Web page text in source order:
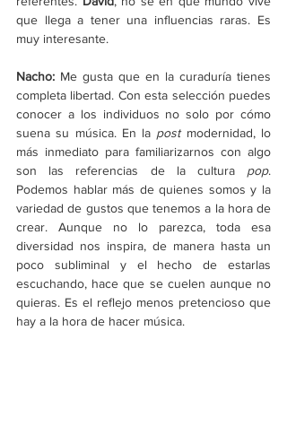
que llega a tener una influencias raras. Es
muy interesante.
Nacho: Me gusta que en la curaduría tienes
completa libertad. Con esta selección puedes
conocer a los individuos no solo por cómo
suena su música. En la post modernidad, lo
más inmediato para familiarizarnos con algo
son las referencias de la cultura pop.
Podemos hablar más de quienes somos y la
variedad de gustos que tenemos a la hora de
crear. Aunque no lo parezca, toda esa
diversidad nos inspira, de manera hasta un
poco subliminal y el hecho de estarlas
escuchando, hace que se cuelen aunque no
quieras. Es el reflejo menos pretencioso que
hay a la hora de hacer música.